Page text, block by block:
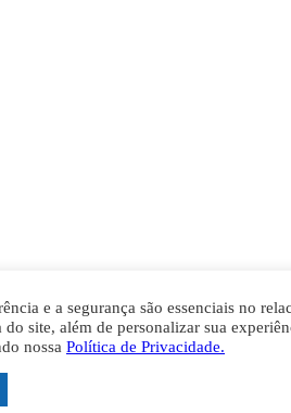
e a segurança são essenciais no
do site, além de personalizar sua
nossa Política de Privacidade.